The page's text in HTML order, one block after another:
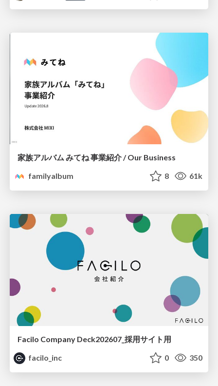
家族アルバム みてね 事業紹介 / Our Business
familyalbum
8 61k
Facilo Company Deck202607_採用サイト用
facilo_inc
0 350